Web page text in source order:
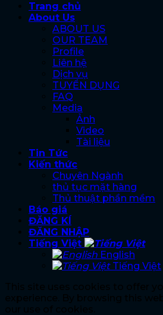
Trang chủ
About Us
ABOUT US
OUR TEAM
Profile
Liên hệ
Dịch vụ
TUYỂN DỤNG
FAQ
Media
Ảnh
Video
Tài liệu
Tin Tức
Kiến thức
Chuyên Ngành
thủ tục mặt hàng
Thủ thuật phần mềm
Báo giá
ĐĂNG KÍ
ĐĂNG NHẬP
Tiếng Việt
English
Tiếng Việt